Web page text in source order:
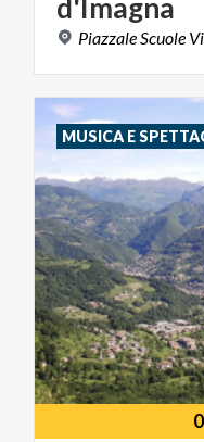
d'Imagna
PiazzaleScuole
MUSICA E